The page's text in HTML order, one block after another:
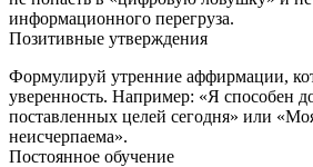
информационного перегруза.
Позитивные утверждения
Формулируй утренние аффирмации,
уверенность. Например: «Я способен
поставленных целей сегодня» или
неисчерпаема».
Постоянное обучение